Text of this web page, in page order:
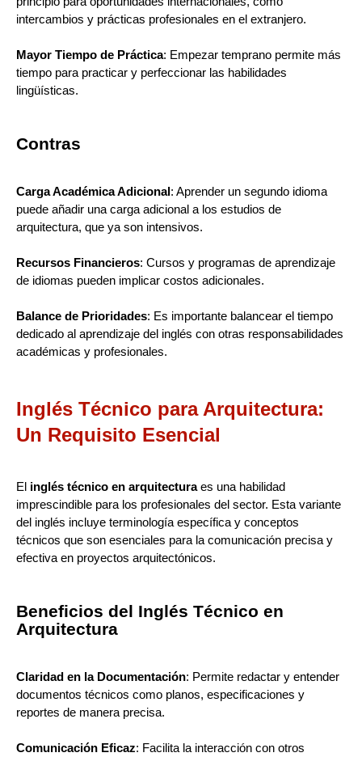
intercambios y prácticas profesionales en el extranjero.
Mayor Tiempo de Práctica: Empezar temprano permite más
tiempo para practicar y perfeccionar las habilidades
lingüísticas.
Contras
Carga Académica Adicional: Aprender un segundo idioma
puede añadir una carga adicional a los estudios de
arquitectura, que ya son intensivos.
Recursos Financieros: Cursos y programas de aprendizaje
de idiomas pueden implicar costos adicionales.
Balance de Prioridades: Es importante balancear el tiempo
dedicado al aprendizaje del inglés con otras responsabilidades
académicas y profesionales.
Inglés Técnico para Arquitectura:
Un Requisito Esencial
El inglés técnico en arquitecturaes una habilidad
imprescindible para los profesionales del sector. Esta variante
del inglés incluye terminología específica y conceptos
técnicos que son esenciales para la comunicación precisa y
efectiva en proyectos arquitectónicos.
Beneficios del Inglés Técnico en
Arquitectura
Claridad en la Documentación: Permite redactar y entender
documentos técnicos como planos, especificaciones y
reportes de manera precisa.
Comunicación Eficaz: Facilita la interacción con otros